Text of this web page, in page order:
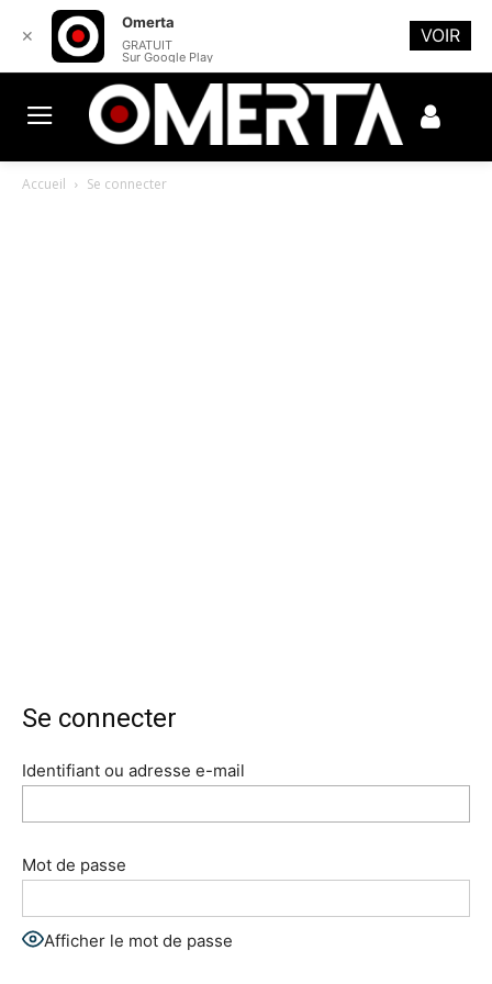
Accueil Se connecter
Se connecter
Identifiant ou adresse e-mail
Mot de passe
Afficher le mot de passe
✕
Omerta
GRATUIT
Sur Google Play
VOIR